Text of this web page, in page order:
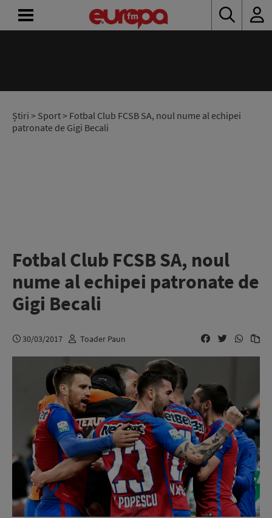
Știri > Sport> Fotbal Club FCSB SA, noul nume al echipei
patronate de Gigi Becali
Fotbal Club FCSB SA, noul
nume al echipei patronate de
Gigi Becali
30/03/2017 Toader Paun
RADIO